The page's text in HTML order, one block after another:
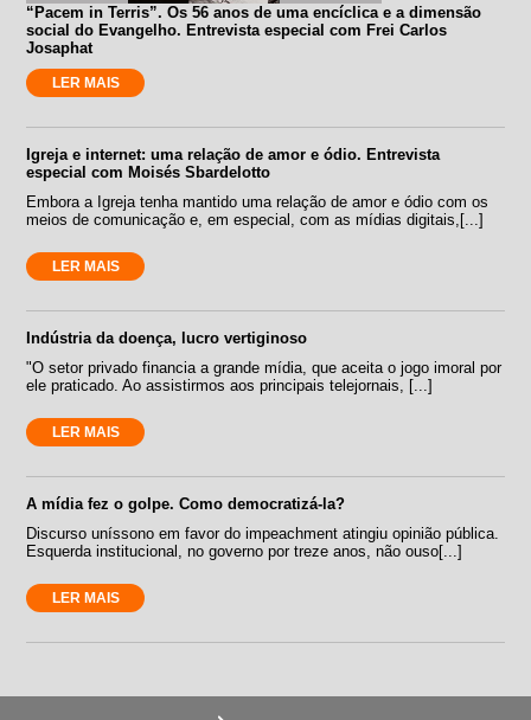
“Pacem in Terris”. Os 56 anos de uma encíclica e a dimensão
social do Evangelho. Entrevista especial com Frei Carlos
Josaphat
LER MAIS
Igreja e internet: uma relação de amor e ódio. Entrevista
especial com Moisés Sbardelotto
Embora a Igreja tenha mantido uma relação de amor e ódio com os
meios de comunicação e, em especial, com as mídias digitais,[...]
LER MAIS
Indústria da doença, lucro vertiginoso
"O setor privado financia a grande mídia, que aceita o jogo imoral por
ele praticado. Ao assistirmos aos principais telejornais, [...]
LER MAIS
A mídia fez o golpe. Como democratizá-la?
Discurso uníssono em favor do impeachment atingiu opinião pública.
Esquerda institucional, no governo por treze anos, não ouso[...]
LER MAIS